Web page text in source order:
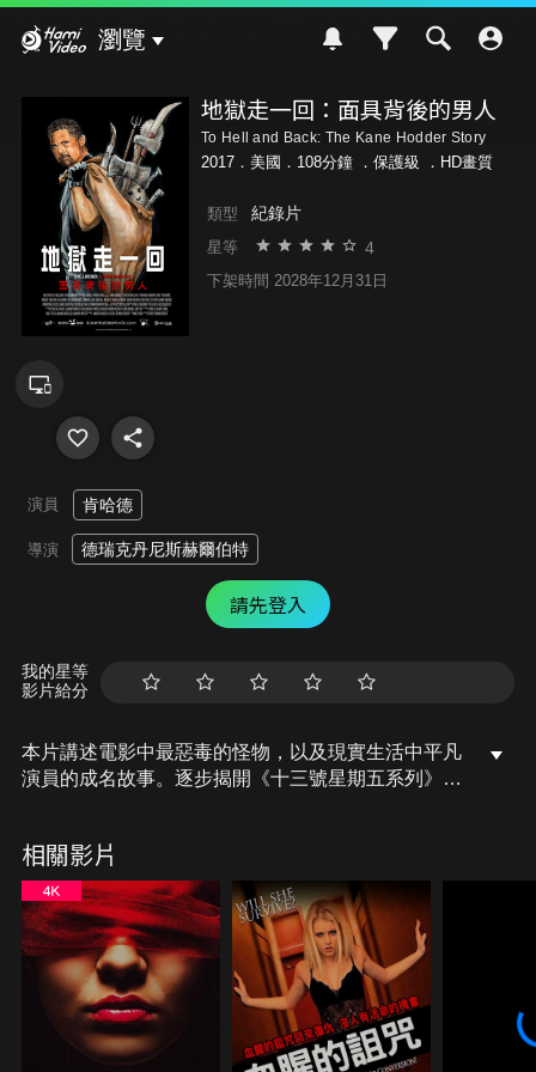
瀏覽
地獄走一回：面具背後的男人
To Hell and Back: The Kane Hodder Story
2017．美國．108分鐘 ． 保護級 ．HD畫質
類型 紀錄片
星等 4
下架時間 2028年12月31日
演員 肯哈德
導演 德瑞克丹尼斯赫爾伯特
請先登入
我的星等
影片給分
本片講述電影中最惡毒的怪物，以及現實生活中平凡
演員的成名故事。逐步揭開《十三號星期五系列》電
生曲折，最終成為好萊塢最受歡迎的恐怖偶像之
一……
相關影片